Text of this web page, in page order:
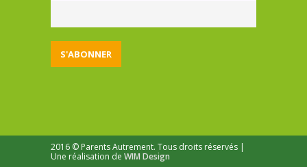
2016 © Parents Autrement. Tous droits réservés |
Une réalisation de WIM Design